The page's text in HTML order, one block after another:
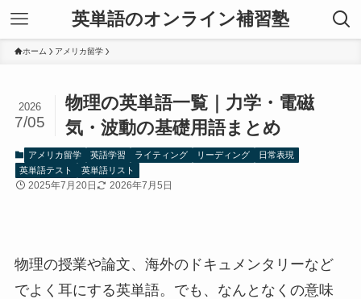
英単語のオンライン補習塾
ホーム アメリカ留学
物理の英単語一覧｜力学・電磁
気・波動の基礎用語まとめ
2026
7/05
アメリカ留学 英語学習 ライティング リーディング
日常表現
英単語テスト
英単語リスト
2025年7月20日 2026年7月5日
物理の授業や論文、海外のドキュメンタリーなど
でよく耳にする英単語。でも、なんとなくの意味